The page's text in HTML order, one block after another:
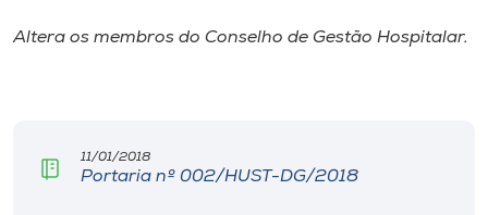
CPA
Altera os membros do Conselho de Gestão Hospitalar.
11/01/2018
Portaria nº 002/HUST-DG/2018